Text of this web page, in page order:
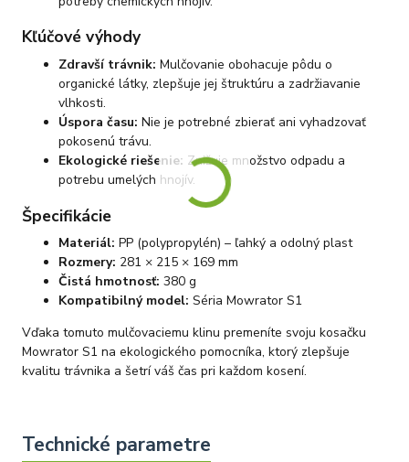
Kľúčové výhody
Zdravší trávnik: Mulčovanie obohacuje pôdu o
organické látky, zlepšuje jej štruktúru a zadržiavanie
vlhkosti.
Úspora času: Nie je potrebné zbierať ani vyhadzovať
pokosenú trávu.
Ekologické riešenie: Znižuje množstvo odpadu a
potrebu umelých hnojív.
Špecifikácie
Materiál: PP (polypropylén) – ľahký a odolný plast
Rozmery: 281 × 215 × 169 mm
Čistá hmotnosť: 380 g
Kompatibilný model: Séria Mowrator S1
Vďaka tomuto mulčovaciemu klinu premeníte svoju kosačku
Mowrator S1 na ekologického pomocníka, ktorý zlepšuje
kvalitu trávnika a šetrí váš čas pri každom kosení.